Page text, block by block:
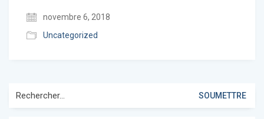
novembre 6, 2018
Uncategorized
for: